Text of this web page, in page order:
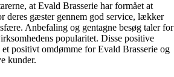
at Evald Brasserie har formået at
deres gæster gennem god service, lækker
Anbefaling og gentagne besøg taler for
popularitet. Disse positive
et positivt omdømme for Evald Brasserie og
kunder.